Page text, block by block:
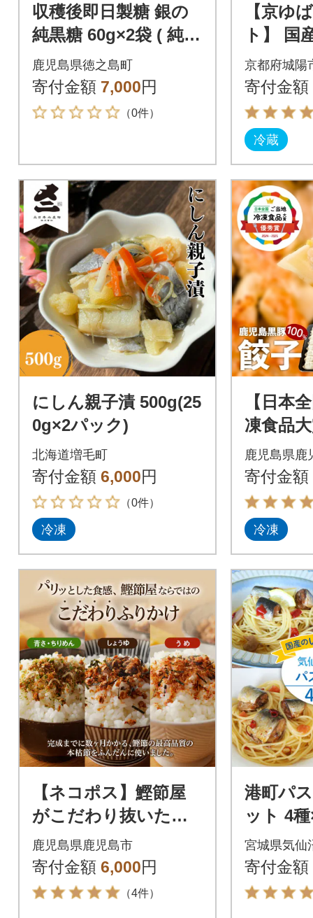
収穫後即日製糖 銀の
純黒糖 60g×2袋 ( 純黒
糖 黒糖 砂糖 徳之島 奄
美 )
鹿児島県徳之島町
寄付金額 7,000円
（0件）
【京ゆ
ト】 国
サラダ
葉とレ
簡単に
豆乳
京都府城陽
寄付金額
冷蔵
にしん親子漬 500g(25
0g×2パック)
北海道増毛町
寄付金額 6,000円
（0件）
冷凍
【日本
凍食品
優秀賞
黒豚
り
鹿児島県鹿
寄付金額
冷凍
【ネコポス】鰹節屋
がこだわり抜いた
「パリッと食感ふり
かけ」3種類セット
K020-005
鹿児島県鹿児島市
寄付金額 6,000円
（4件）
港町パ
ット 4
長商店
市
宮城県気仙
寄付金額